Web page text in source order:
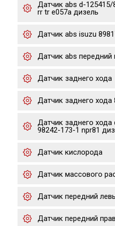
Датчик abs d-
rr tr e057a дизель
Датчик abs isuzu
Датчик abs
Датчик заднего хода
Датчик заднего хода
Датчик заднего
98242-173-1 npr81
Датчик кислорода
Датчик массового
Датчик передний
Датчик передний